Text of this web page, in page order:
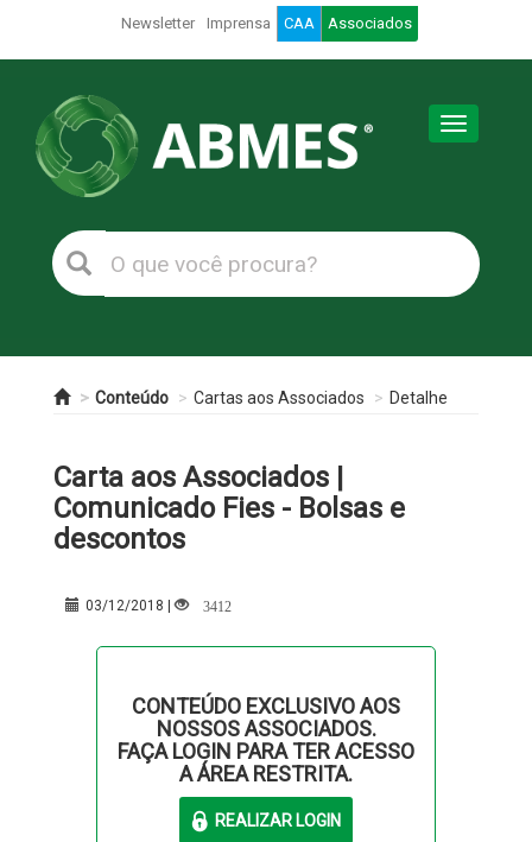
Newsletter Imprensa CAA Associados
Toggle
Conteúdo Cartas aos Associados Detalhe
Carta aos Associados |
Comunicado Fies - Bolsas e
descontos
03/12/2018 | 3412
CONTEÚDO EXCLUSIVO AOS
NOSSOS ASSOCIADOS.
FAÇA LOGIN PARA TER ACESSO
A ÁREA RESTRITA.